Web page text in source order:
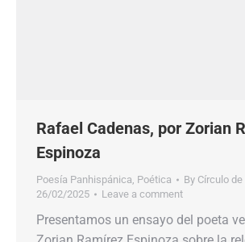
Rafael Cadenas, por Zorian
Espinoza
Poesía Panhispánica, Poética By Círculo
26/02/2025
Leave a comment
Presentamos un ensayo del poeta